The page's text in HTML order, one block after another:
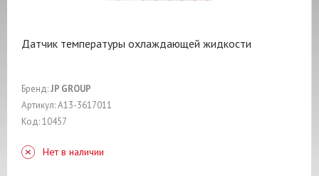
Датчик температуры охлаждающей жидкости
Бренд:JP GROUP
Артикул: A13-3617011
Код: 10457
Нет в наличии